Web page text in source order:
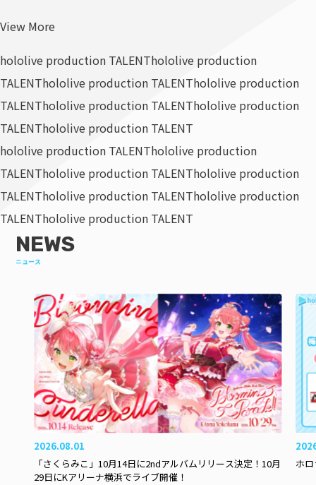
View More
hololive production TALENThololive production
TALENThololive production TALENThololive production
TALENThololive production TALENThololive production
TALENThololive production TALENT
hololive production TALENThololive production
TALENThololive production TALENThololive production
TALENThololive production TALENThololive production
TALENThololive production TALENT
NEWS
ニュース
2026.08.01
「さくらみこ」10月14日に2ndアルバムリリース決定！10月
29日にKアリーナ横浜でライブ開催！
ホ